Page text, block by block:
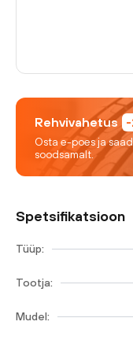
Rehvivahetus
Osta e-poes ja
soodsamalt.
Spetsifikatsioon
Tüüp:
Tootja:
Mudel: